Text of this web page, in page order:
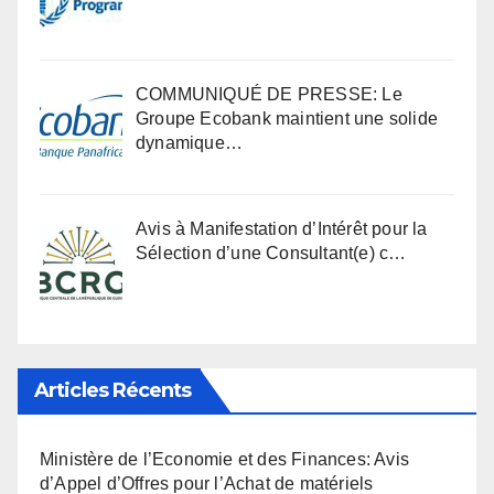
COMMUNIQUÉ DE PRESSE: Le
Groupe Ecobank maintient une solide
dynamique…
Avis à Manifestation d’Intérêt pour la
Sélection d’une Consultant(e) c…
Articles Récents
Ministère de l’Economie et des Finances: Avis
d’Appel d’Offres pour l’Achat de matériels